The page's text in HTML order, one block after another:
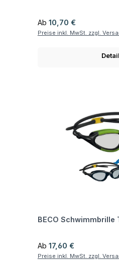
Regulärer Preis:
Ab 10,70 €
Preise inkl. MwSt. zzgl.
BECO Schwimmbrille
Regulärer Preis:
Ab 17,60 €
Preise inkl. MwSt. zzgl.